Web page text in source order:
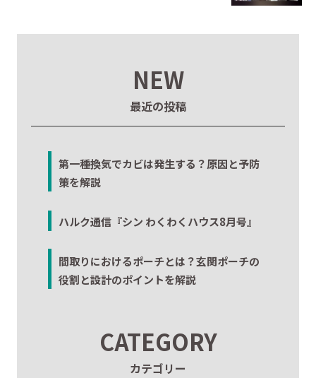
NEW
最近の投稿
第一種換気でカビは発生する？原因と予防
策を解説
ハルク通信『シン わくわくハウス8月号』
間取りにおけるポーチとは？玄関ポーチの
役割と設計のポイントを解説
CATEGORY
カテゴリー